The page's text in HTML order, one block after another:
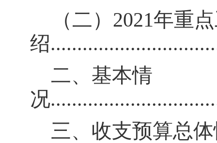
（二） 2021年重
绍
二、基本情
况
三、收支预算总